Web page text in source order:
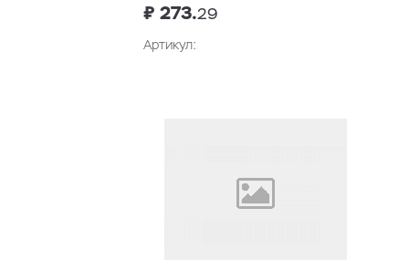
₽ 273.29
Артикул: